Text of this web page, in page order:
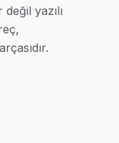
yazılı